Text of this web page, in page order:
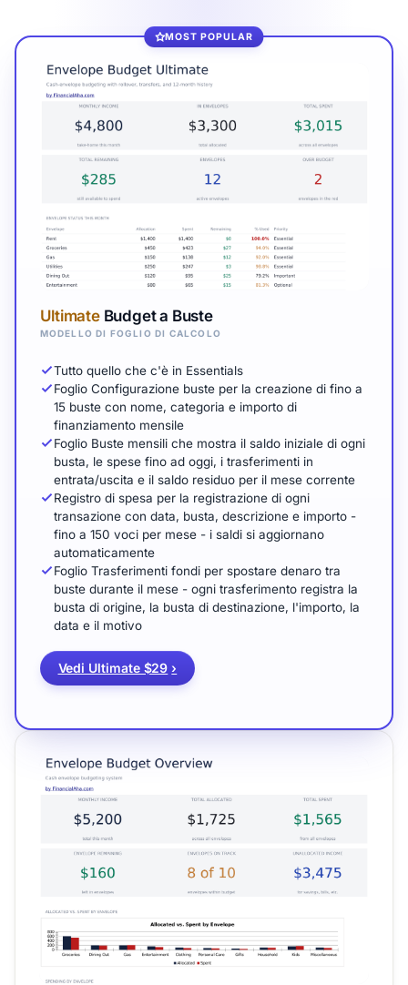
MOST POPULAR
UltimateBudget a Buste
MODELLO DI FOGLIO DI CALCOLO
Tutto quello che c'è in Essentials
Foglio Configurazione buste per la creazione di fino a
15 buste con nome, categoria e importo di
finanziamento mensile
Foglio Buste mensili che mostra il saldo iniziale di ogni
busta, le spese fino ad oggi, i trasferimenti in
entrata/uscita e il saldo residuo per il mese corrente
Registro di spesa per la registrazione di ogni
transazione con data, busta, descrizione e importo -
fino a 150 voci per mese - i saldi si aggiornano
automaticamente
Foglio Trasferimenti fondi per spostare denaro tra
buste durante il mese - ogni trasferimento registra la
busta di origine, la busta di destinazione, l'importo, la
data e il motivo
Vedi Ultimate $29 ›